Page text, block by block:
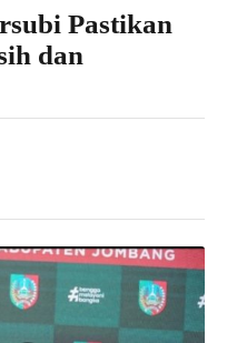
Pastikan
dan